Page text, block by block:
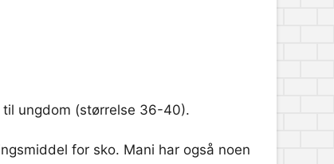
ungdom (størrelse 36-40).
for sko. Mani har også noen